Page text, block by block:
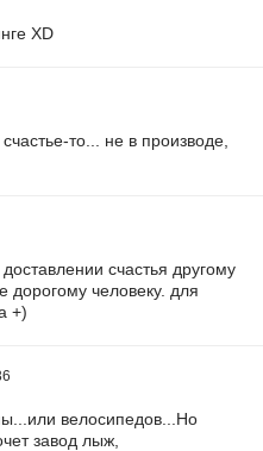
XD
то... не в производе,
доставлении счастья другому
дорогому человеку. для
+)
велосипедов...Но
завод лыж,